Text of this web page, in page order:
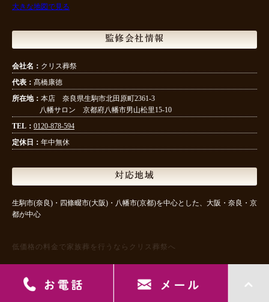
大きな地図で見る
監修会社情報
会社名： クリス葬祭
代表： 髙橋康徳
所在地： 本店 奈良県生駒市北田原町2361-3
八幡サロン 京都府八幡市男山松里15-10
TEL： 0120-878-594
定休日： 年中無休
対応地域
生駒市(奈良)・四條畷市(大阪)・八幡市(京都)を中心とした、大阪・奈良・京
都が中心
低価格の料金で家族葬を行うならクリス葬祭へ